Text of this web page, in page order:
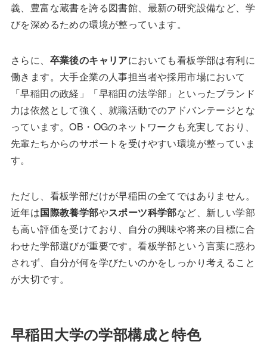
義、豊富な蔵書を誇る図書館、最新の研究設備など、学
びを深めるための環境が整っています。
さらに、 卒業後のキャリアにおいても看板学部は有利に
働きます。大手企業の人事担当者や採用市場において
「早稲田の政経」「早稲田の法学部」といったブランド
力は依然として強く、就職活動でのアドバンテージとな
っています。OB・OGのネットワークも充実しており、
先輩たちからのサポートを受けやすい環境が整っていま
す。
ただし、看板学部だけが早稲田の全てではありません。
近年は国際教養学部やスポーツ科学部など、新しい学部
も高い評価を受けており、自分の興味や将来の目標に合
わせた学部選びが重要です。看板学部という言葉に惑わ
されず、自分が何を学びたいのかをしっかり考えること
が大切です。
早稲田大学の学部構成と特色